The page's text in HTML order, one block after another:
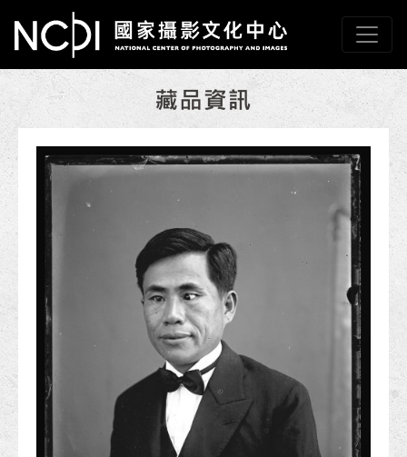
跳到主要內容
國家攝影文化中心
網頁導覽
:::